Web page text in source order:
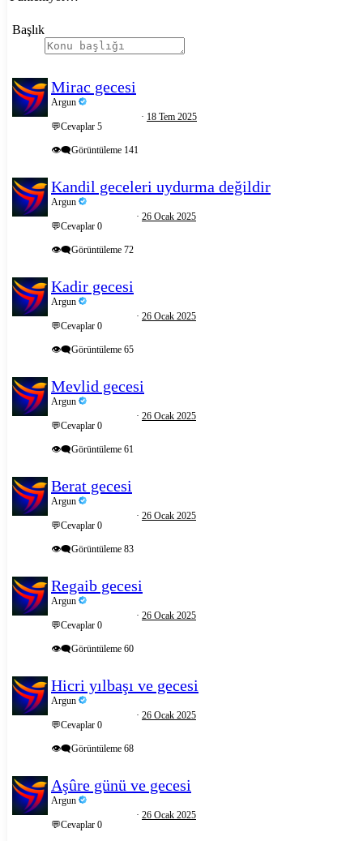
Başlık
Mirac gecesi
Argun
💬Cevaplar 5
👁️‍🗨️Görüntüleme 141
18 Tem 2025
Kandil geceleri uydurma değildir
Argun
💬Cevaplar 0
👁️‍🗨️Görüntüleme 72
26 Ocak 2025
Kadir gecesi
Argun
💬Cevaplar 0
👁️‍🗨️Görüntüleme 65
26 Ocak 2025
Mevlid gecesi
Argun
💬Cevaplar 0
👁️‍🗨️Görüntüleme 61
26 Ocak 2025
Berat gecesi
Argun
💬Cevaplar 0
👁️‍🗨️Görüntüleme 83
26 Ocak 2025
Regaib gecesi
Argun
💬Cevaplar 0
👁️‍🗨️Görüntüleme 60
26 Ocak 2025
Hicri yılbaşı ve gecesi
Argun
💬Cevaplar 0
👁️‍🗨️Görüntüleme 68
26 Ocak 2025
Aşûre günü ve gecesi
Argun
💬Cevaplar 0
26 Ocak 2025